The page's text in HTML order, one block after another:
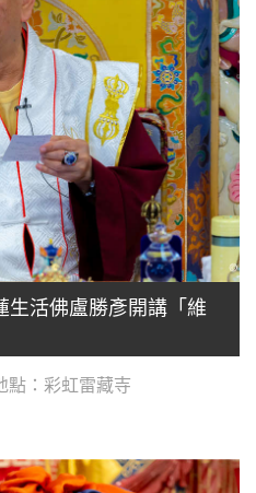
生活佛盧勝彥開講「維
點：彩虹雷藏寺